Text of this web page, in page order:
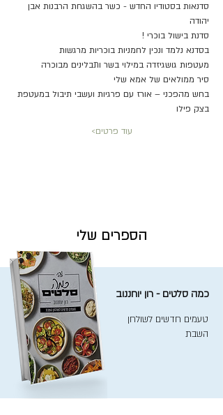
סדנאות בסטודיו החדש - כשר בהשגחת הרבנות אבן
יהודה
סדנת בישול בוכרי !
בסדנא נלמד ונכין לחמניות בוכריות מרגשות
מעטפות גושגיזדה במילוי בשר ותבלינים מבוכרה
סיר ממולאים של אמא שלי
בחש מהפכני – אורז עם פרגיות ועשבי תיבול במעטפת
בצק פילו
עוד פרטים>
הספרים שלי
כמה סלטים - רון יוחננוב
טעמים חדשים לשולחן
השבת